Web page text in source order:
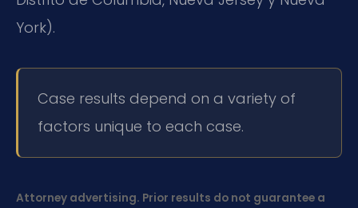
York).
Case results depend on a variety of
factors unique to each case.
Attorney advertising. Prior results do not guarantee a